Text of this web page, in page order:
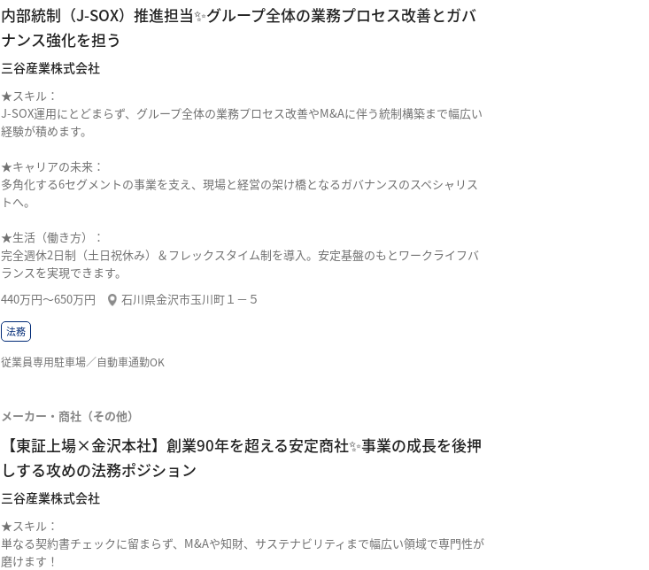
内部統制（J-SOX）推進担当✨グループ全体の業務プロセス改善とガバ
ナンス強化を担う
三谷産業株式会社
★スキル：
J-SOX運用にとどまらず、グループ全体の業務プロセス改善やM&Aに伴う統制構築まで幅広い
経験が積めます。
★キャリアの未来：
多角化する6セグメントの事業を支え、現場と経営の架け橋となるガバナンスのスペシャリス
トへ。
★生活（働き方）：
完全週休2日制（土日祝休み）＆フレックスタイム制を導入。安定基盤のもとワークライフバ
ランスを実現できます。
440万円〜650万円
石川県金沢市玉川町１－５
法務
従業員専用駐車場／自動車通勤OK
メーカー・商社（その他）
【東証上場×金沢本社】創業90年を超える安定商社✨事業の成長を後押
しする攻めの法務ポジション
三谷産業株式会社
★スキル：
単なる契約書チェックに留まらず、M&Aや知財、サステナビリティまで幅広い領域で専門性が
磨けます！